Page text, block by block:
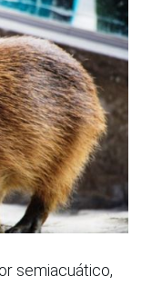
semiacuático,